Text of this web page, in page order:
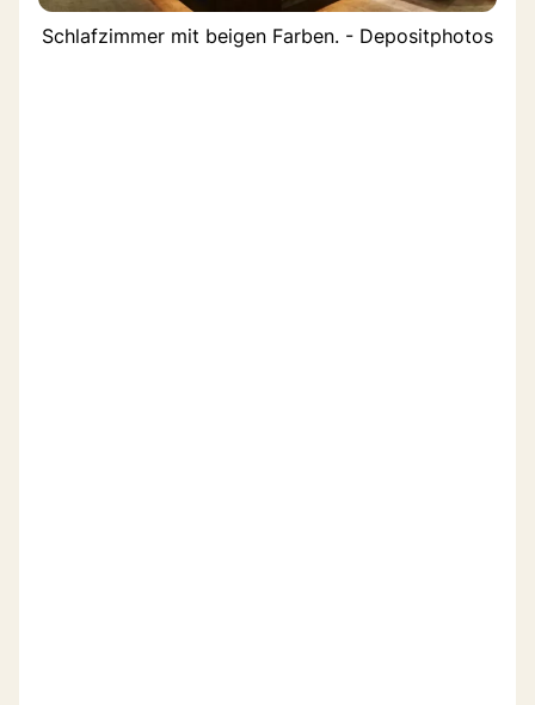
Schlafzimmer mit beigen Farben. - Depositphotos